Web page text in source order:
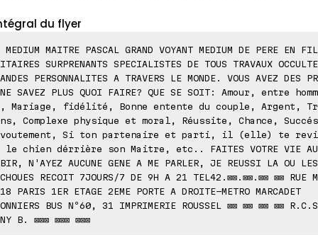
du flyer
MEDIUM MAITRE PASCAL GRAND VOYANT MEDIUM DE PERE EN
SURPRENANTS SPECIALISTES DE TOUS TRAVAUX
PERSONNALITES A TRAVERS LE MONDE. VOUS AVEZ DES
NE SAVEZ PLUS QUOI FAIRE? QUE SE SOIT: Amour, entre
Mariage, fidélité, Bonne entente du couple, Argent,
Complexe physique et moral, Réussite, Chance,
Si ton partenaire et parti, il (elle) te
le chien dérrière son Maitre, etc.. FAITES VOTRE VIE AU
N'AYEZ AUCUNE GENE A ME PARLER, JE REUSSI LA OU LES
RECOIT 7JOURS/7 DE 9H A 21 TEL42.⊠⊠.⊠⊠.⊠⊠ ⊠⊠ RUE
PARIS 1ER ETAGE 2EME PORTE A DROITE-METRO MARCADET
BUS Nº60, 31 IMPRIMERIE ROUSSEL ⊠⊠ ⊠⊠ ⊠⊠ ⊠⊠
B. ⊠⊠⊠ ⊠⊠⊠ ⊠⊠⊠